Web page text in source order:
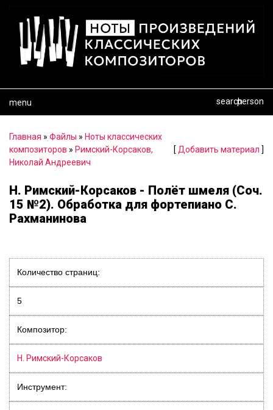
menu person
search
Главная » Файлы » Ноты классических
композиторов » Римский-Корсаков,
Николай Андреевич
[ Добавить материал ]
Н. Римский-Корсаков - Полёт шмеля (Соч.
15 №2). Обработка для фортепиано С.
Рахманинова
Количество страниц:
5
Композитор:
Н. Римский-Корсаков
Инструмент: